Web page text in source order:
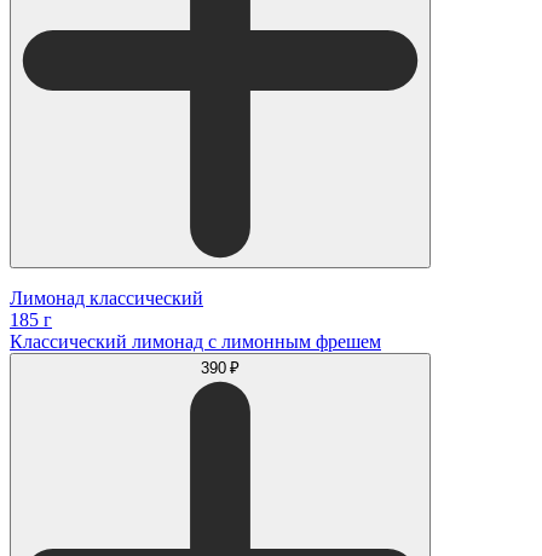
Лимонад классический
185 г
Классический лимонад с лимонным фрешем
390 ₽